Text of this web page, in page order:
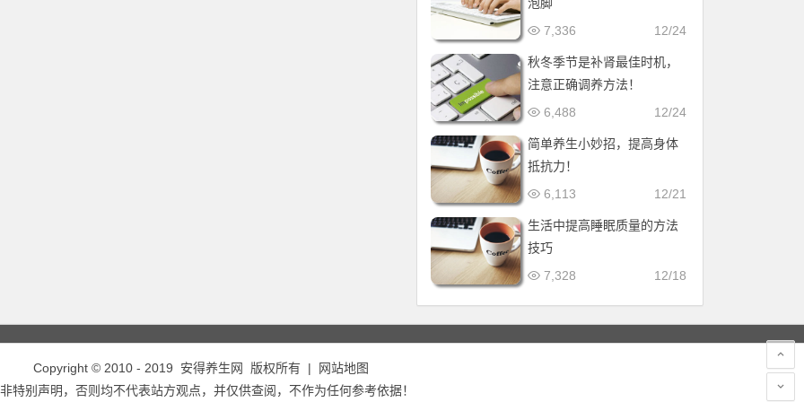
12/24
7,336
秋冬季节是补肾最佳时机，
注意正确调养方法！
12/24
6,488
简单养生小妙招，提高身体
抵抗力！
12/21
6,113
生活中提高睡眠质量的方法
技巧
12/18
7,328
Copyright © 2010 - 2019 安得养生网 版权所有 |
网站地图
特别声明，否则均不代表站方观点，并仅供查阅，不作为任何参考依据！